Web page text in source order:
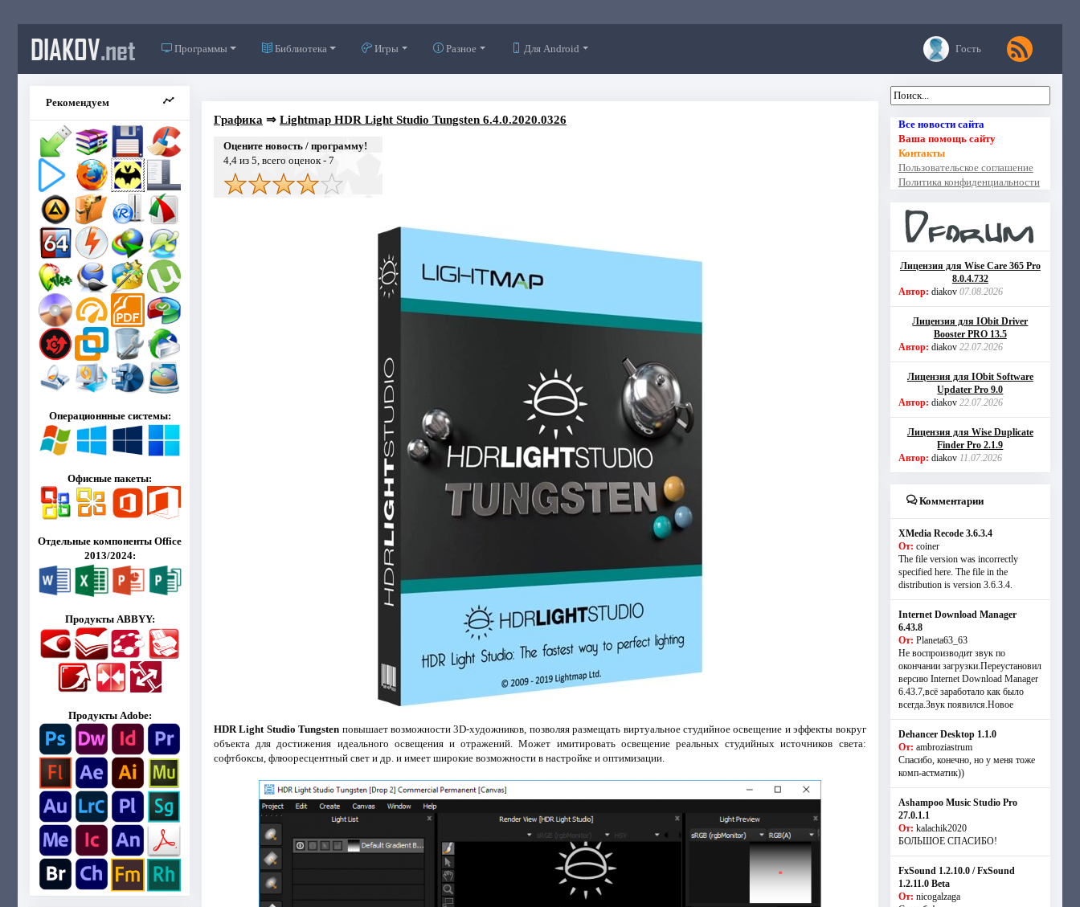
DIAKOV.net Программы Библиотека Игры Разное Для Android Гость
Рекомендуем
Операционнные системы:
Офисные пакеты:
Отдельные компоненты Office
2013/2024:
Продукты ABBYY:
Продукты Adobe:
Графика ⇒ Lightmap HDR Light Studio Tungsten 6.4.0.2020.0326
Оцените новость / программу!
4,4из 5, всего оценок - 7
HDR Light Studio Tungsten повышает возможности 3D-художников, позволяя размещать виртуальное студийное освещение и эффекты вокруг
объекта для достижения идеального освещения и отражений. Может имитировать освещение реальных студийных источников света:
софтбоксы, флюоресцентный свет и др. и имеет широкие возможности в настройке и оптимизации.
Все новости сайта
Ваша помощь сайту
Контакты
Пользовательское соглашение
Политика конфиденциальности
Лицензия для Wise Care 365 Pro
8.0.4.732
Автор: diakov 07.08.2026
Лицензия для IObit Driver
Booster PRO 13.5
Автор: diakov 22.07.2026
Лицензия для IObit Software
Updater Pro 9.0
Автор: diakov 22.07.2026
Лицензия для Wise Duplicate
Finder Pro 2.1.9
Автор: diakov 11.07.2026
Комментарии
XMedia Recode 3.6.3.4
От: coiner
The file version was incorrectly
specified here. The file in the
distribution is version 3.6.3.4.
Internet Download Manager
6.43.8
От: Planeta63_63
Не воспроизводит звук по
окончании загрузки.Переустановил
версию Internet Download Manager
6.43.7,всё заработало как было
всегда.Звук появился.Новое
Dehancer Desktop 1.1.0
От: ambroziastrum
Спасибо, конечно, но у меня тоже
комп-астматик))
Ashampoo Music Studio Pro
27.0.1.1
От: kalachik2020
БОЛЬШОЕ СПАСИБО!
FxSound 1.2.10.0 / FxSound
1.2.11.0 Beta
От: nicogalzaga